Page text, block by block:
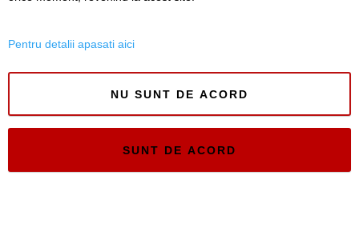
Timiș Online
Pentru detalii apasati aici
NU SUNT DE ACORD
SUNT DE ACORD